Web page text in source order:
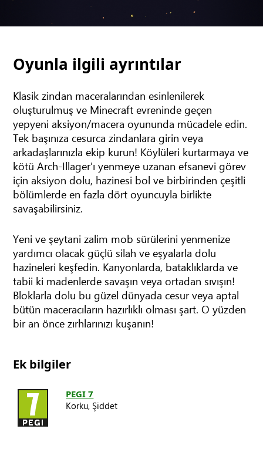
Oyunla ilgili ayrıntılar
Klasik zindan maceralarından esinlenilerek
oluşturulmuş ve Minecraft evreninde geçen
yepyeni aksiyon/macera oyununda mücadele edin.
Tek başınıza cesurca zindanlara girin veya
arkadaşlarınızla ekip kurun! Köylüleri kurtarmaya ve
kötü Arch-Illager'ı yenmeye uzanan efsanevi görev
için aksiyon dolu, hazinesi bol ve birbirinden çeşitli
bölümlerde en fazla dört oyuncuyla birlikte
savaşabilirsiniz.
Yeni ve şeytani zalim mob sürülerini yenmenize
yardımcı olacak güçlü silah ve eşyalarla dolu
hazineleri keşfedin. Kanyonlarda, bataklıklarda ve
tabii ki madenlerde savaşın veya ortadan sıvışın!
Bloklarla dolu bu güzel dünyada cesur veya aptal
bütün maceracıların hazırlıklı olması şart. O yüzden
bir an önce zırhlarınızı kuşanın!
Ek bilgiler
PEGI 7
Korku, Şiddet